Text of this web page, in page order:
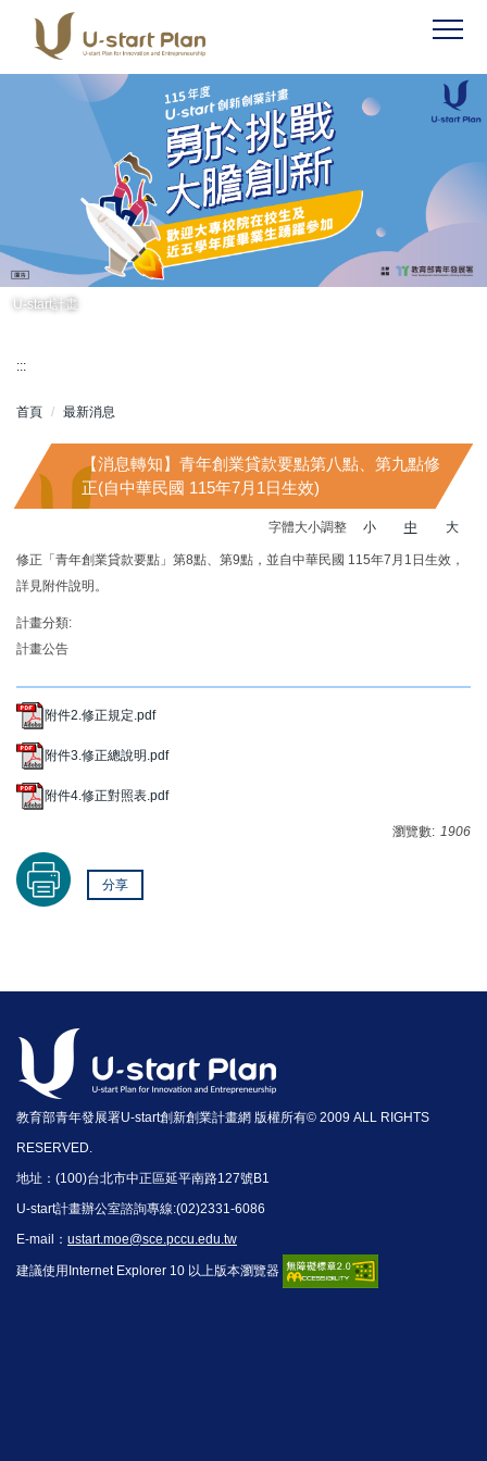
U-start計畫
:::
首頁 最新消息
【消息轉知】青年創業貸款要點第八點、第九點修
正(自中華民國 115年7月1日生效)
字體大小調整 小 中 大
修正「青年創業貸款要點」第8點、第9點，並自中華民國 115年7月1日生效，
詳見附件說明。
計畫分類:
計畫公告
附件2.修正規定.pdf
附件3.修正總說明.pdf
附件4.修正對照表.pdf
瀏覽數: 1906
分享
教育部青年發展署U-start創新創業計畫網 版權所有© 2009 ALL RIGHTS
RESERVED.
地址：(100)台北市中正區延平南路127號B1
U-start計畫辦公室諮詢專線:(02)2331-6086
E-mail： ustart.moe@sce.pccu.edu.tw
建議使用Internet Explorer 10 以上版本瀏覽器